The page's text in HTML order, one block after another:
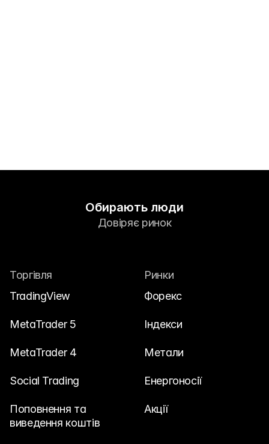
Зв'яжіться з нами
Юридичні документи
Вакансії
Blog
Investing 101
Обирають люди
Довіряє ринок
Торгівля
TradingView
MetaTrader 5
MetaTrader 4
Social Trading
Поповнення та
виведення коштів
Ринки
Форекс
Індекси
Метали
Енергоносії
Акції